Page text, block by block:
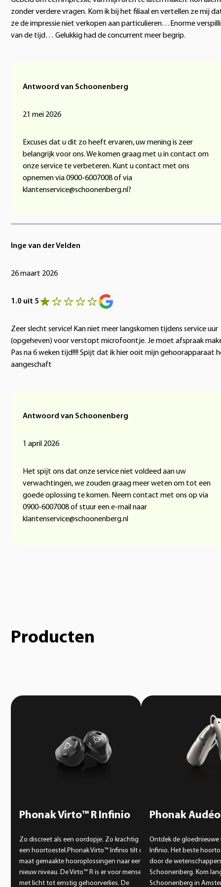
zonder verdere vragen. Kom ik bij het filiaal en vertellen ze mij
ze de impressie niet verkopen aan particulieren…Enorme
van de tijd… Gelukkig had de concurrent meer begrip.
Antwoord van Schoonenberg
21 mei 2026
Excuses dat u dit zo heeft ervaren, uw mening is zeer
belangrijk voor ons. We komen graag met u in contact om
onze service te verbeteren. Kunt u contact met ons
opnemen via 0900-6007008 of via
klantenservice@schoonenberg.nl?
Inge van der Velden
26 maart 2026
1.0 uit 5
Zeer slecht service! Kan niet meer langskomen tijdens service uur
(opgeheven) voor verstopt microfoontje. Je moet afspraak
Pas na 6 weken tijd!!!! Spijt dat ik hier ooit mijn gehoorapparaat
aangeschaft
Antwoord van Schoonenberg
1 april 2026
Het spijt ons dat onze service niet voldeed aan uw
verwachtingen, we zouden graag meer weten om tot een
goede oplossing te komen. Neem contact met ons op via
0900-6007008 of stuur een e-mail naar
klantenservice@schoonenberg.nl
Producten
Phonak Virto™ R Infinio
Zo discreet als een oordopje. Zo krachtig als
een hoortoestel.Phonak Virto™ Infinio tilt op
maat gemaakte hooroplossingen naar een
nieuw niveau. De Virto™ R is er voor mensen
met licht tot ernstig gehoorverlies. De
Phonak
Ontdek de
Infinio. Het beste
door de
Schoonenberg. Kom
Schoonenberg in